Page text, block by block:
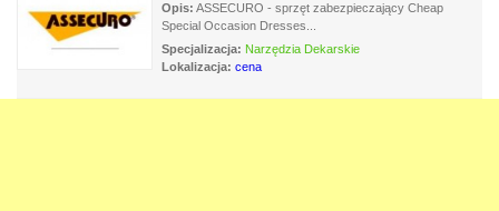
Opis: ASSECURO - sprzęt zabezpieczający Cheap
Special Occasion Dresses...
Specjalizacja: Narzędzia Dekarskie
Lokalizacja: cena